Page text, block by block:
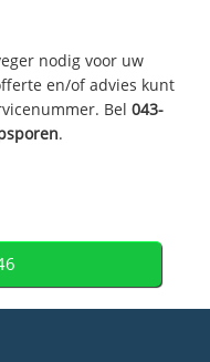
nodig voor uw
en/of advies kunt
Bel043-
.